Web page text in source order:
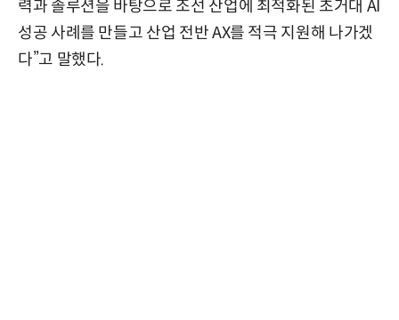
력과 솔루션을 바탕으로 조선 산업에 최적화된 초거대 AI
성공 사례를 만들고 산업 전반 AX를 적극 지원해 나가겠
다”고 말했다.